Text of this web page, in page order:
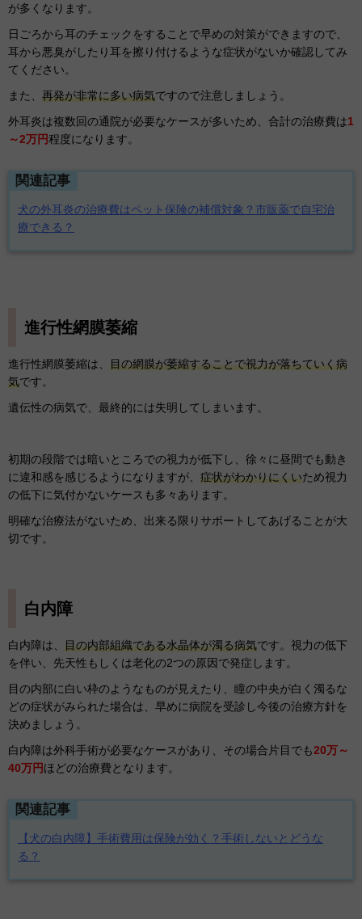
が多くなります。
日ごろから耳のチェックをすることで早めの対策ができますので、
耳から悪臭がしたり耳を擦り付けるような症状がないか確認してみ
てください。
また、 再発が非常に多い病気ですので注意しましょう。
外耳炎は複数回の通院が必要なケースが多いため、合計の治療費は1
～2万円程度になります。
関連記事
犬の外耳炎の治療費はペット保険の補償対象？市販薬で自宅治
療できる？
進行性網膜萎縮
進行性網膜萎縮は、 目の網膜が萎縮することで視力が落ちていく病
気です。
遺伝性の病気で、最終的には失明してしまいます。
初期の段階では暗いところでの視力が低下し、徐々に昼間でも動き
に違和感を感じるようになりますが、 症状がわかりにくいため視力
の低下に気付かないケースも多々あります。
明確な治療法がないため、出来る限りサポートしてあげることが大
切です。
白内障
白内障は、 目の内部組織である水晶体が濁る病気です。視力の低下
を伴い、先天性もしくは老化の2つの原因で発症します。
目の内部に白い枠のようなものが見えたり、瞳の中央が白く濁るな
どの症状がみられた場合は、早めに病院を受診し今後の治療方針を
決めましょう。
白内障は外科手術が必要なケースがあり、その場合片目でも20万～
40万円ほどの治療費となります。
関連記事
【犬の白内障】手術費用は保険が効く？手術しないとどうな
る？